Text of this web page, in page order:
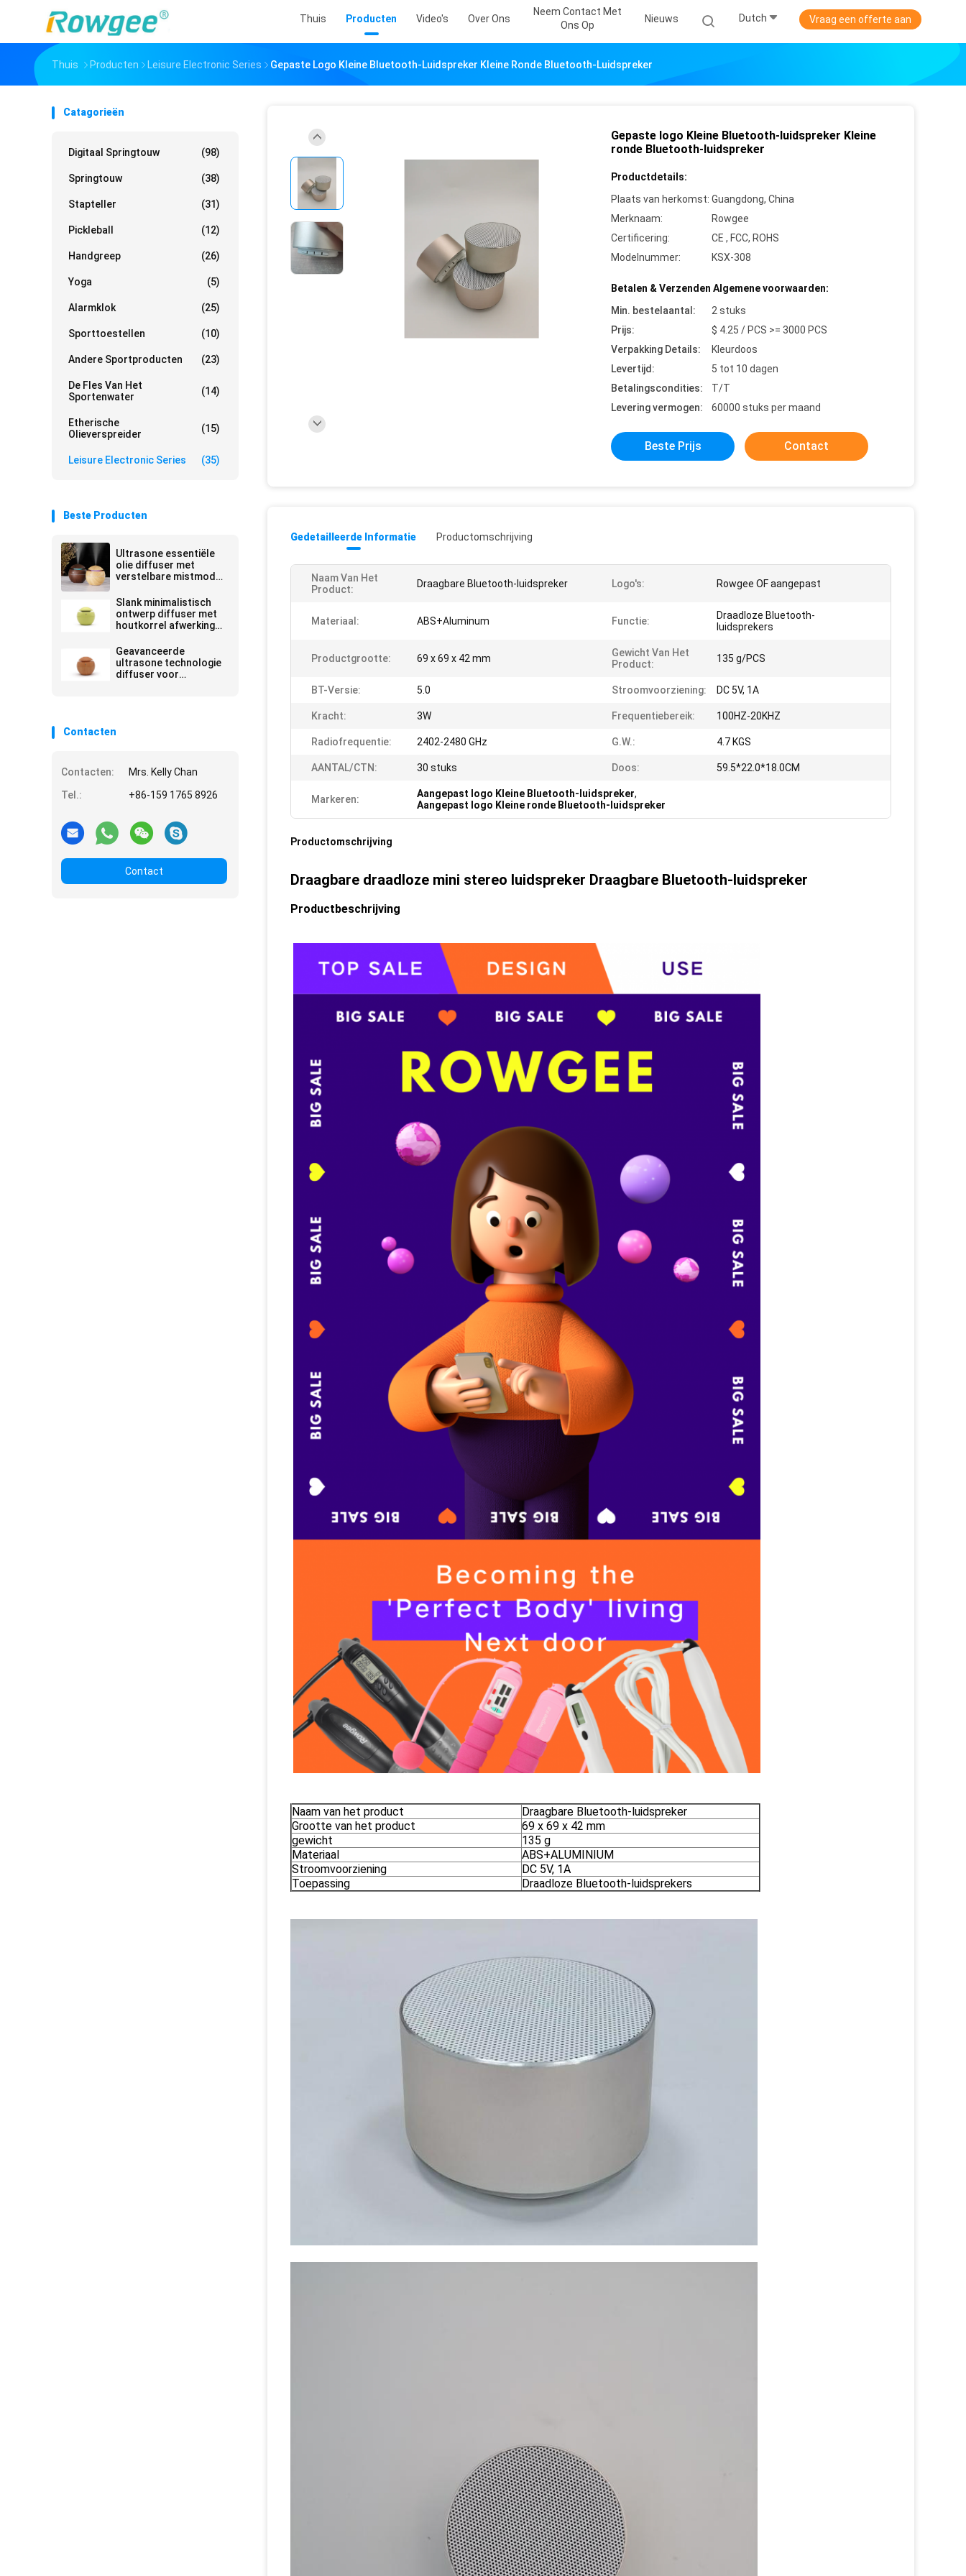
Thuis Producten Video's Over Ons
Neem Contact Met
Ons Op
Nieuws Dutch Vraag een offerte aan
Thuis Producten Leisure Electronic Series Gepaste Logo Kleine Bluetooth-Luidspreker Kleine Ronde Bluetooth-Luidspreker
Catagorieën
Digitaal Springtouw (98)
Springtouw (38)
Stapteller (31)
Pickleball (12)
Handgreep (26)
Yoga (5)
Alarmklok (25)
Sporttoestellen (10)
Andere Sportproducten (23)
De Fles Van Het
Sportenwater
(14)
Etherische
Olieverspreider
(15)
Leisure Electronic Series (35)
Beste Producten
Ultrasone essentiële
olie diffuser met
verstelbare mistmodus
afsluitingsveiligheid
Slank minimalistisch
ontwerp diffuser met
houtkorrel afwerking
Geavanceerde
ultrasone technologie
diffuser voor
Contacten
Contacten:
Mrs. Kelly Chan
Tel.:
+86-159 1765 8926
Contact
Gepaste logo Kleine Bluetooth-luidspreker Kleine
ronde Bluetooth-luidspreker
Productdetails:
Plaats van herkomst: Guangdong, China
Merknaam:
Rowgee
Certificering:
CE , FCC, ROHS
Modelnummer:
KSX-308
Betalen & Verzenden Algemene voorwaarden:
Min. bestelaantal:
2 stuks
Prijs:
$ 4.25 / PCS >= 3000 PCS
Verpakking Details:
Kleurdoos
Levertijd:
5 tot 10 dagen
Betalingscondities:
T/T
Levering vermogen:
60000 stuks per maand
Beste Prijs Contact
Gedetailleerde Informatie Productomschrijving
Naam Van Het
Product:
Draagbare Bluetooth-luidspreker Logo's: Rowgee OF aangepast
Materiaal: ABS+Aluminum Functie:
Draadloze Bluetooth-
luidsprekers
Productgrootte: 69 x 69 x 42 mm
Gewicht Van Het
Product:
135 g/PCS
BT-Versie: 5.0 Stroomvoorziening: DC 5V, 1A
Kracht: 3W Frequentiebereik: 100HZ-20KHZ
Radiofrequentie: 2402-2480 GHz G.W.: 4.7 KGS
AANTAL/CTN: 30 stuks Doos: 59.5*22.0*18.0CM
Markeren: Aangepast logo Kleine Bluetooth-luidspreker,
Aangepast logo Kleine ronde Bluetooth-luidspreker
Productomschrijving
Draagbare draadloze mini stereo luidspreker Draagbare Bluetooth-luidspreker
Productbeschrijving
Naam van het product
Draagbare Bluetooth-luidspreker
Grootte van het product
69 x 69 x 42 mm
gewicht
135 g
Materiaal
ABS+ALUMINIUM
Stroomvoorziening
DC 5V, 1A
Toepassing
Draadloze Bluetooth-luidsprekers